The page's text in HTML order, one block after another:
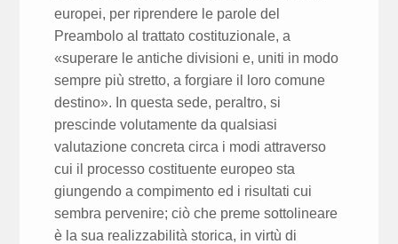
europei, per riprendere le parole del
Preambolo al trattato costituzionale, a
«superare le antiche divisioni e, uniti in modo
sempre più stretto, a forgiare il loro comune
destino». In questa sede, peraltro, si
prescinde volutamente da qualsiasi
valutazione concreta circa i modi attraverso
cui il processo costituente europeo sta
giungendo a compimento ed i risultati cui
sembra pervenire; ciò che preme sottolineare
è la sua realizzabilità storica, in virtù di